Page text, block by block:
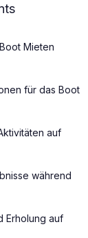
Mieten
für das Boot
auf
während
Erholung auf